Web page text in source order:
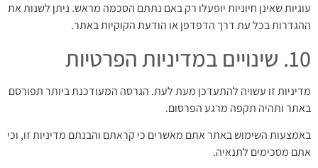
עוגיות שאינן חיוניות יופעלו רק באם נתתם הסכמה מראש. ניתן לשנות את
ההגדרות בכל עת דרך הדפדפן או הודעת הקוקיות באתר.
10. שינויים במדיניות הפרטיות
מדיניות זו עשויה להתעדכן מעת לעת. הגרסה המעודכנת ביותר תפורסם
באתר ותהיה תקפה מרגע הפרסום.
באמצעות השימוש באתר אתם מאשרים כי קראתם והבנתם מדיניות זו, וכי
אתם מסכימים לתנאיה.